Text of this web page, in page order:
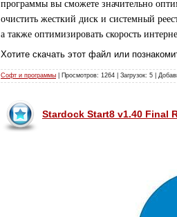
программы вы сможете значительно
очистить жесткий диск и системный
а также оптимизировать скорость
Хотите скачать этот файл или
Софт и программы | Просмотров: 1264 | Загрузок: 5 |
Stardock Start8 v1.40 Final